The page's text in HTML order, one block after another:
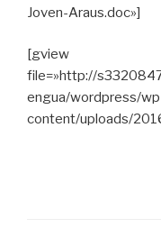
Joven-Araus.doc»]
[gview
file=»http://
engua/wordpress/
content/uploads/